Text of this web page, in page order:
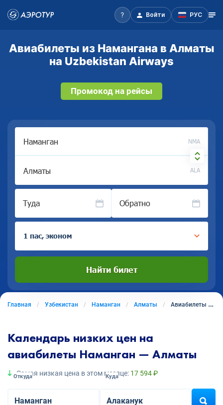
Войти РУС
Авиабилеты из Намангана в Алматы
на Uzbekistan Airways
Промокод на рейсы
NMA
ALA
Туда Обратно
1 пас, эконом
Найти билет
Главная Узбекистан Наманган Алматы Авиабилеты из Намангана в Алматы
Календарь низких цен на
авиабилеты Наманган — Алматы
Самая низкая цена в этом месяце: 17 594 ₽
Откуда Куда